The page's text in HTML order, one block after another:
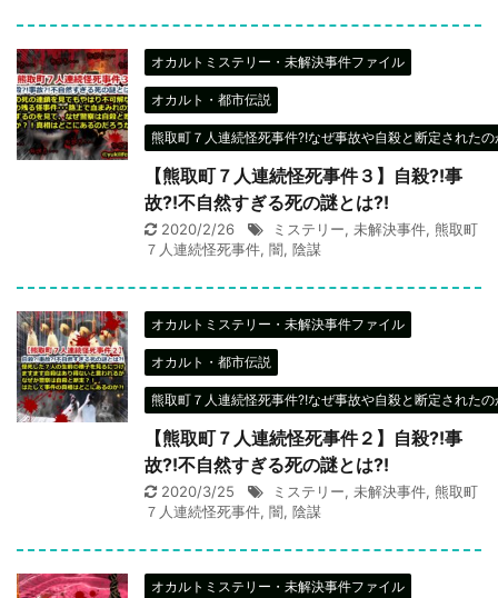
オカルトミステリー・未解決事件ファイル
オカルト・都市伝説
熊取町７人連続怪死事件?!なぜ事故や自殺と断定された
【熊取町７人連続怪死事件３】自殺?!事
故?!不自然すぎる死の謎とは?!
2020/2/26 ミステリー, 未解決事件, 熊取町
７人連続怪死事件, 闇, 陰謀
オカルトミステリー・未解決事件ファイル
オカルト・都市伝説
熊取町７人連続怪死事件?!なぜ事故や自殺と断定された
【熊取町７人連続怪死事件２】自殺?!事
故?!不自然すぎる死の謎とは?!
2020/3/25 ミステリー, 未解決事件, 熊取町
７人連続怪死事件, 闇, 陰謀
オカルトミステリー・未解決事件ファイル